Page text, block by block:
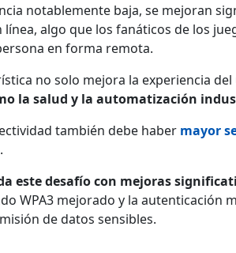
notablemente baja, se mejoran
línea, algo que los fanáticos de los
en forma remota.
no solo mejora la experiencia
la salud y la automatización
también debe haber mayor
este desafío con mejoras
WPA3 mejorado y la autenticación
de datos sensibles.